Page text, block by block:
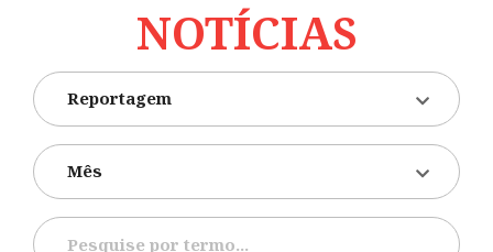
NOTÍCIAS
Reportagem
Mês